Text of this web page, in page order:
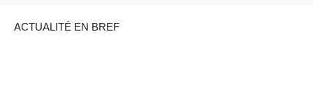
ACTUALITÉ EN BREF